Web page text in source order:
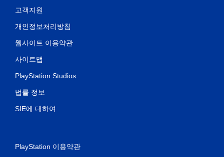
고객지원
개인정보처리방침
웹사이트 이용약관
사이트맵
PlayStation Studios
법률 정보
SIE에 대하여
PlayStation 이용약관